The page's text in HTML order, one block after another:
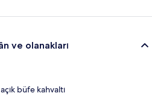
ve olanakları
büfe kahvaltı